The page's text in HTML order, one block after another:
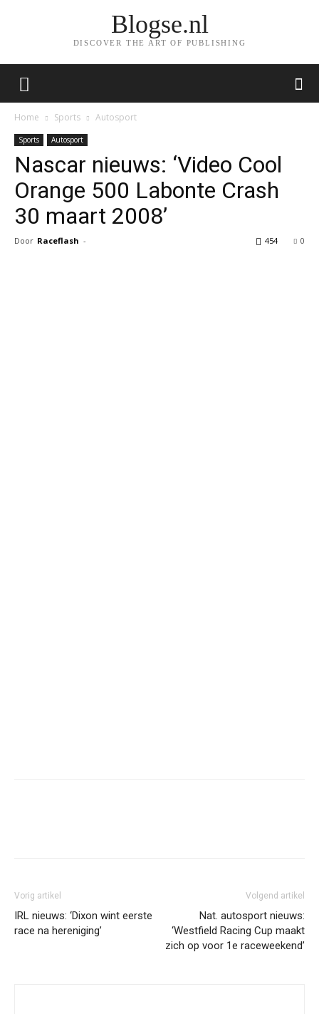
Blogse.nl
DISCOVER THE ART OF PUBLISHING
Home Sports Autosport
Sports Autosport
Nascar nieuws: ‘Video Cool
Orange 500 Labonte Crash
30 maart 2008’
Door Raceflash - 0
454
Vorig artikel
IRL nieuws: ‘Dixon wint eerste
race na hereniging’
Volgend artikel
Nat. autosport nieuws:
‘Westfield Racing Cup maakt
zich op voor 1e raceweekend’